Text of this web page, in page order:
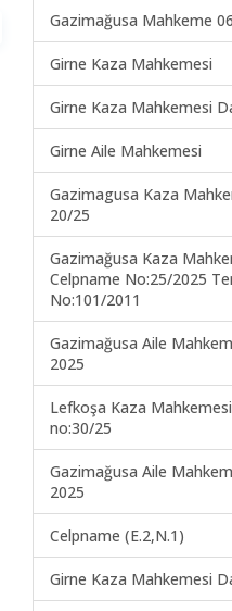
Gazimağusa Mahkeme
Girne Kaza Mahkemesi
Girne Kaza Mahkemesi
Girne Aile Mahkemesi
Gazimagusa Kaza
20/25
Gazimağusa Kaza
Celpname No:25/2025
No:101/2011
Gazimağusa Aile
2025
Lefkoşa Kaza
no:30/25
Gazimağusa Aile
2025
Celpname (E.2,N.1)
Girne Kaza Mahkemesi